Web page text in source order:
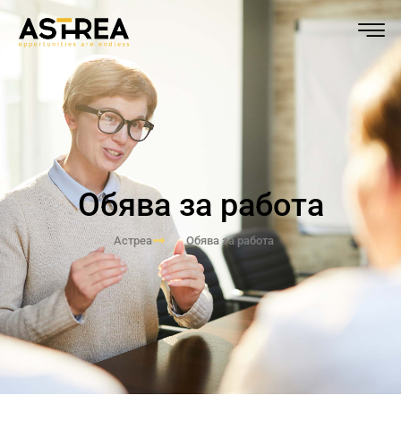
Обява за работа
Астреа Обява за работа